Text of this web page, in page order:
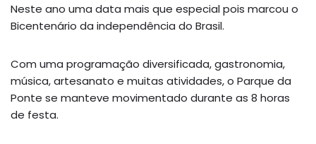
Neste ano uma data mais que especial pois marcou o
Bicentenário da independência do Brasil.
Com uma programação diversificada, gastronomia,
música, artesanato e muitas atividades, o Parque da
Ponte se manteve movimentado durante as 8 horas
de festa.